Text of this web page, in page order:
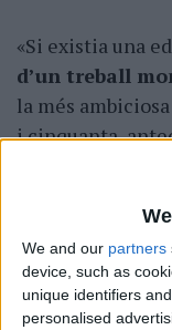
We and our partners
device, such as
unique identifiers
personalised
«Si existia una
d’un treball
la més
i cinquanta,
seixanta, van
règim». Amb
la monografiaEl
Selecta i la
2025),
1975) justifica